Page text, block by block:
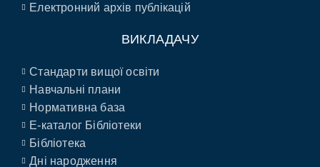
Електронний архів публікацій
ВИКЛАДАЧУ
Стандарти вищої освіти
Навчальні плани
Нормативна база
E-каталог Бібліотеки
Бібліотека
Дні народження